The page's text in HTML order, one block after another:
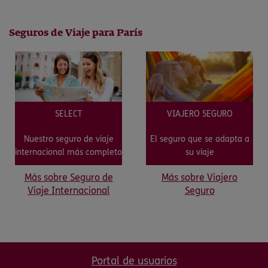
Seguros de Viaje para París
SELECT VIAJERO SEGURO
Nuestro seguro de viaje
internacional más completo
El seguro que se adapta a
su viaje
Más sobre Seguro de
Viaje Internacional
Más sobre Viajero
Seguro
Portal de usuarios